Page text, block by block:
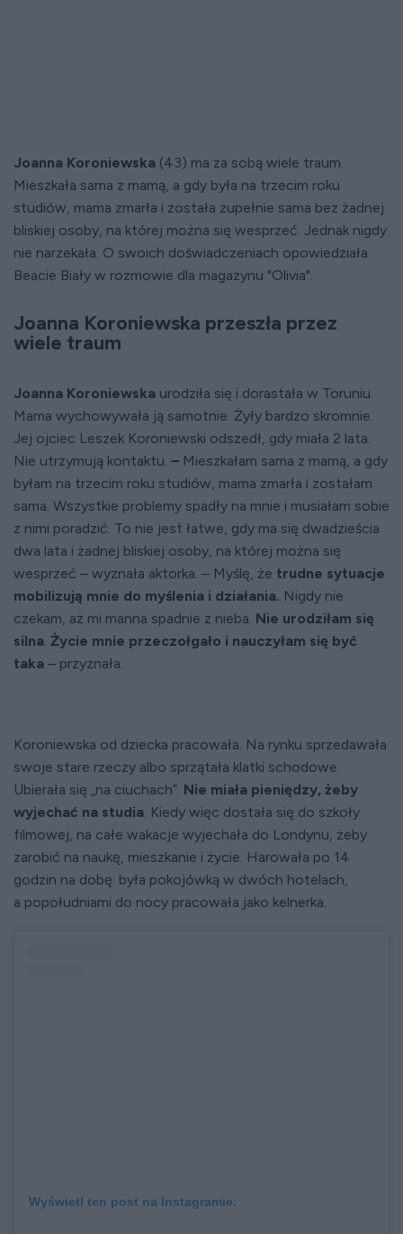
Joanna Koroniewska (43) ma za sobą wiele traum.
Mieszkała sama z mamą, a gdy była na trzecim roku
studiów, mama zmarła i została zupełnie sama bez żadnej
bliskiej osoby, na której można się wesprzeć. Jednak nigdy
nie narzekała. O swoich doświadczeniach opowiedziała
Beacie Biały w rozmowie dla magazynu "Olivia".
Joanna Koroniewska przeszła przez
wiele traum
Joanna Koroniewska urodziła się i dorastała w Toruniu.
Mama wychowywała ją samotnie. Żyły bardzo skromnie.
Jej ojciec Leszek Koroniewski odszedł, gdy miała 2 lata.
Nie utrzymują kontaktu. – Mieszkałam sama z mamą, a gdy
byłam na trzecim roku studiów, mama zmarła i zostałam
sama. Wszystkie problemy spadły na mnie i musiałam sobie
z nimi poradzić. To nie jest łatwe, gdy ma się dwadzieścia
dwa lata i żadnej bliskiej osoby, na której można się
wesprzeć – wyznała aktorka. – Myślę, że trudne sytuacje
mobilizują mnie do myślenia i działania. Nigdy nie
czekam, aż mi manna spadnie z nieba. Nie urodziłam się
silna Życie mnie przeczołgało i nauczyłam się być
taka – przyznała.
Koroniewska od dziecka pracowała. Na rynku sprzedawała
swoje stare rzeczy albo sprzątała klatki schodowe.
Ubierała się „na ciuchach”. Nie miała pieniędzy, żeby
wyjechać na studia . Kiedy więc dostała się do szkoły
filmowej, na całe wakacje wyjechała do Londynu, żeby
zarobić na naukę, mieszkanie i życie. Harowała po 14
godzin na dobę: była pokojówką w dwóch hotelach,
a popołudniami do nocy pracowała jako kelnerka.
Wyświetl ten post na Instagramie.